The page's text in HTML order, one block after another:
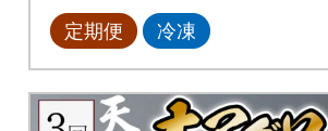
定期便 冷凍